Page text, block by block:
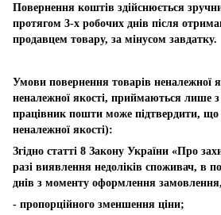
Повернення коштів здійснюється
протягом 3-х робочих днів після
продавцем товару, за мінусом завдатку.
Умови повернення товарів неналежної
неналежної якості, приймаються лише
працівник пошти може підтвердити,
неналежної якості):
Згідно статті 8 Закону України «Про
разі виявлення недоліків споживач, в
днів з моменту оформлення
- пропорційного зменшення ціни;